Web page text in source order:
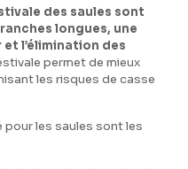
des saules sont
longues, une
l’élimination des
permet de mieux
les risques de casse
pour les saules sont les